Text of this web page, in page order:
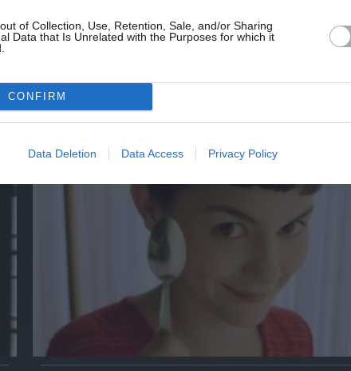
of Collection, Use, Retention, Sale, and/or Sharing
Data that Is Unrelated with the Purposes for which it
CONFIRM
Data Deletion Data Access Privacy Policy
Η νέα ταινία “Without Blood” της Αντζελίνα
κάνει πρεμιέρα τον Σεπτέμβριο